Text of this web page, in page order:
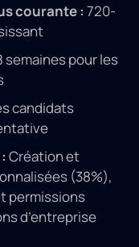
courante : 720-
semaines pour les
candidats
Création et
(38%),
permissions
d’entreprise